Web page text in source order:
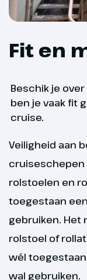
Fit en
Beschik je
ben je vaak fit
cruise.
Veiligheid aan
rolstoelen en
toegestaan
gebruiken. Het
rolstoel of
wél
wal gebruiken.